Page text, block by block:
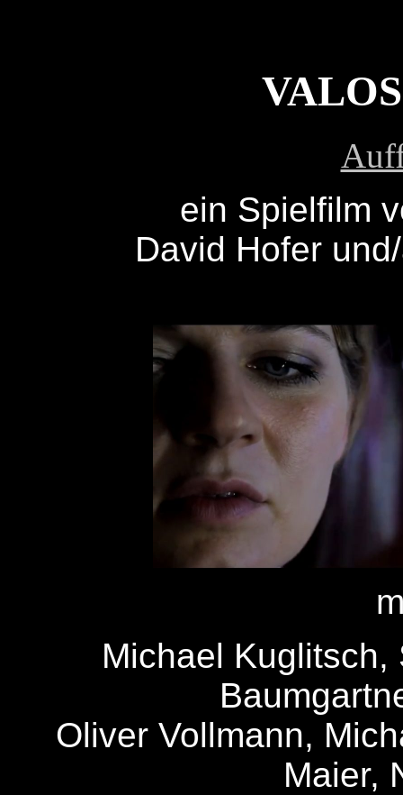
ein Spielfilm
David Hofer
Michael
Oliver Vollmann,
Maier,